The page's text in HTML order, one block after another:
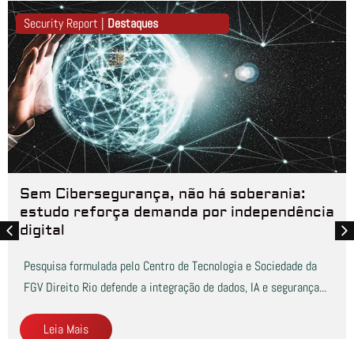
Security Report | Destaques
Sem Cibersegurança, não há soberania:
estudo reforça demanda por independência
digital
Pesquisa formulada pelo Centro de Tecnologia e Sociedade da
FGV Direito Rio defende a integração de dados, IA e segurança...
Leia Mais